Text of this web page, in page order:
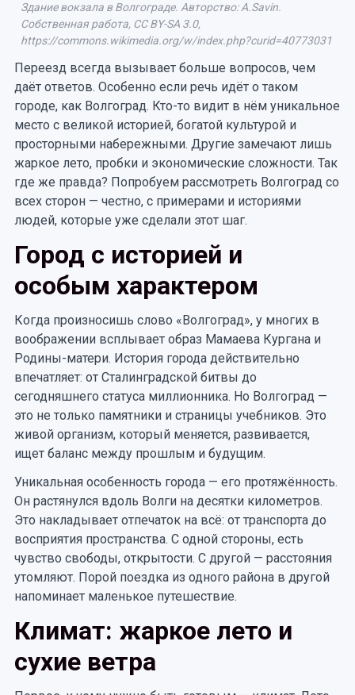
Здание вокзала в Волгограде. Авторство: A.Savin.
Собственная работа, CC BY-SA 3.0,
https://commons.wikimedia.org/w/index.php?curid=40773031
Переезд всегда вызывает больше вопросов, чем
даёт ответов. Особенно если речь идёт о таком
городе, как Волгоград. Кто-то видит в нём уникальное
место с великой историей, богатой культурой и
просторными набережными. Другие замечают лишь
жаркое лето, пробки и экономические сложности. Так
где же правда? Попробуем рассмотреть Волгоград со
всех сторон — честно, с примерами и историями
людей, которые уже сделали этот шаг.
Город с историей и
особым характером
Когда произносишь слово «Волгоград», у многих в
воображении всплывает образ Мамаева Кургана и
Родины-матери. История города действительно
впечатляет: от Сталинградской битвы до
сегодняшнего статуса миллионника. Но Волгоград —
это не только памятники и страницы учебников. Это
живой организм, который меняется, развивается,
ищет баланс между прошлым и будущим.
Уникальная особенность города — его протяжённость.
Он растянулся вдоль Волги на десятки километров.
Это накладывает отпечаток на всё: от транспорта до
восприятия пространства. С одной стороны, есть
чувство свободы, открытости. С другой — расстояния
утомляют. Порой поездка из одного района в другой
напоминает маленькое путешествие.
Климат: жаркое лето и
сухие ветра